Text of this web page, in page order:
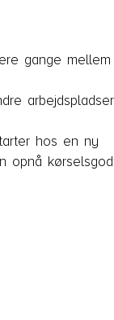
gange mellem
hos en ny
opnå